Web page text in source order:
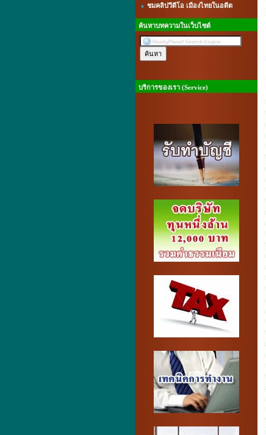
ชมคลิปวีดีโอ เมืองไทยในอดีต
ค้นหาบทความในเว็บไซต์
บริการของเรา (Service)